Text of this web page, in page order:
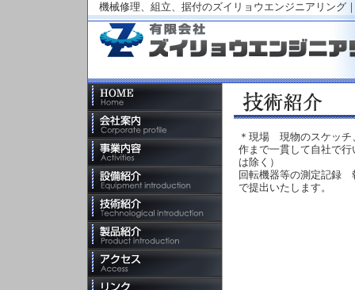
機械修理、組立、据付のズイリョウエンジニアリング
＊現場 現物のスケッチ
作まで一貫して自社で
は除く）
回転機器等の測定記録
で提出いたします。